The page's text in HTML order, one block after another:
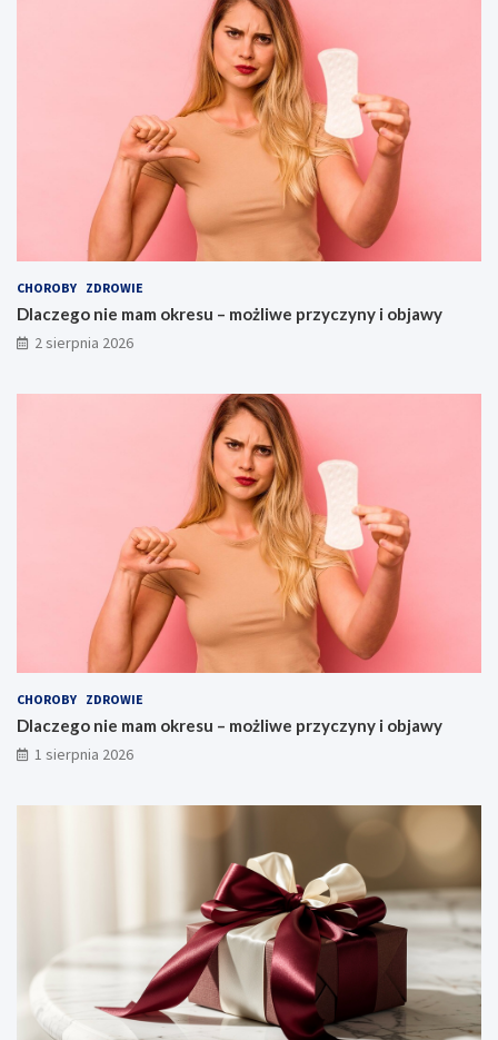
CHOROBY ZDROWIE
Dlaczego nie mam okresu – możliwe przyczyny i objawy
2 sierpnia 2026
CHOROBY ZDROWIE
Dlaczego nie mam okresu – możliwe przyczyny i objawy
1 sierpnia 2026